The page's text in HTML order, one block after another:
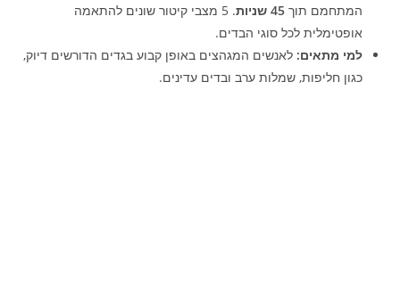
המתחמם תוך45 שניות
. 5 מצבי קיטור שונים להתאמה
אופטימלית לכל סוגי הבדים.
למי מתאים: לאנשים המגהצים באופן קבוע בגדים הדורשים דיוק,
כגון חליפות, שמלות ערב ובדים עדינים.